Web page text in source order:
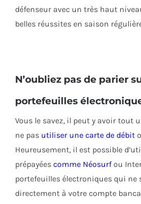
défenseur avec un très haut
belles réussites en saison
N’oubliez pas de parier
portefeuilles
Vous le savez, il peut y avoir tout
ne pas utiliser une carte de débit
Heureusement, il est possible
prépayées comme Néosurfou
portefeuilles électroniques qui ne
directement à votre compte